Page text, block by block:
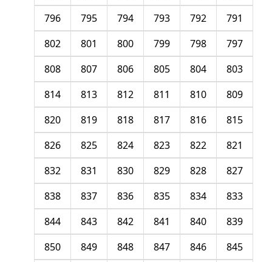
791
792
793
794
795
796
797
798
799
800
801
802
803
804
805
806
807
808
809
810
811
812
813
814
815
816
817
818
819
820
821
822
823
824
825
826
827
828
829
830
831
832
833
834
835
836
837
838
839
840
841
842
843
844
845
846
847
848
849
850